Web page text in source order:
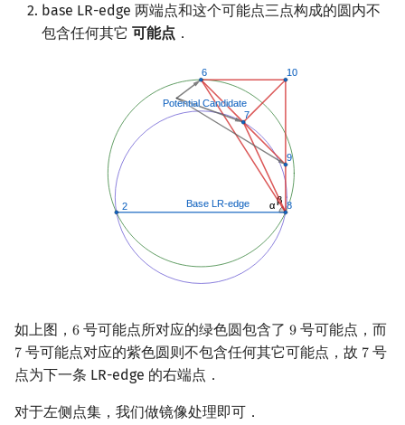
base LR-edge 两端点和这个可能点三点构成的圆内不
包含任何其它 可能点 ．
如上图， 6
6 号可能点所对应的绿色圆包含了 9
9 号可能点，而
7
7 号可能点对应的紫色圆则不包含任何其它可能点，故 7
7 号
点为下一条 LR-edge 的右端点．
对于左侧点集，我们做镜像处理即可．